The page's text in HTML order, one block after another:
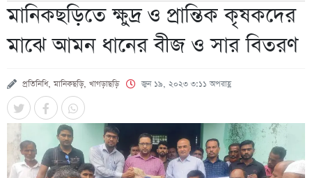
মানিকছড়িতে ক্ষুদ্র ও প্রান্তিক কৃষকদের
মাঝে আমন ধানের বীজ ও সার বিতরণ
প্রতিনিধি, মানিকছড়ি, খাগড়াছড়ি জুন ১৯, ২০২৩ ৩:১১ অপরাহ্ণ